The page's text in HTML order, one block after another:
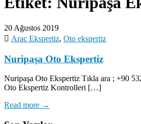
20 Ağustos 2019
Araç Ekspertiz, Oto ekspertiz
Nuripaşa Oto Ekspertiz
Nuripaşa Oto Ekspertiz Tıkla ara ; +90
Oto Ekspertiz Kontrolleri […]
Read more →